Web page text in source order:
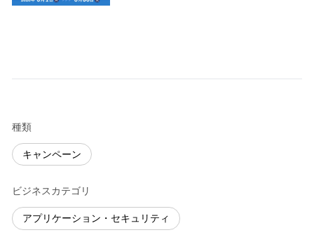
種類
キャンペーン
ビジネスカテゴリ
アプリケーション・セキュリティ